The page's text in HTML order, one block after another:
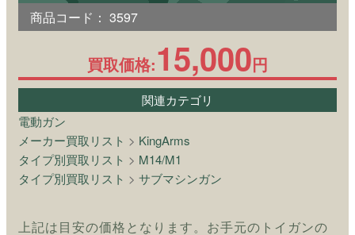
商品コード： 3597
買取価格:15,000円
関連カテゴリ
電動ガン
メーカー買取リスト > KingArms
タイプ別買取リスト > M14/M1
タイプ別買取リスト > サブマシンガン
上記は目安の価格となります。お手元のトイガンの